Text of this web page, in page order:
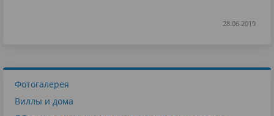
28.06.2019
Фотогалерея
Виллы и дома